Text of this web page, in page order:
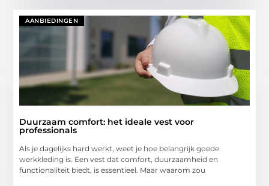
AANBIEDINGEN
Duurzaam comfort: het ideale vest voor
professionals
Als je dagelijks hard werkt, weet je hoe belangrijk goede
werkkleding is. Een vest dat comfort, duurzaamheid en
functionaliteit biedt, is essentieel. Maar waarom zou